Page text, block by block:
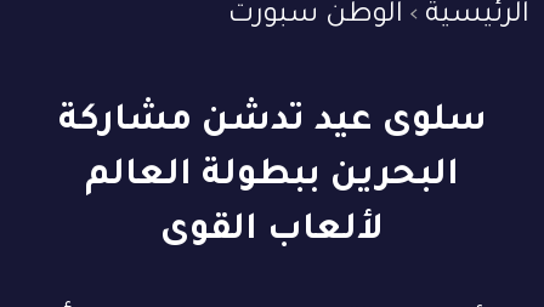
الرئيسية الوطن سبورت
سلوى عيد تدشن مشاركة
البحرين ببطولة العالم
لألعاب القوى